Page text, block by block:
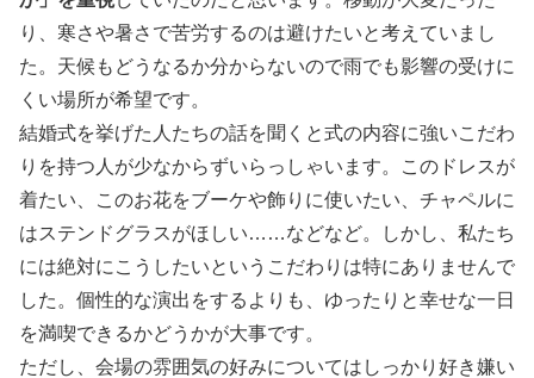
り、寒さや暑さで苦労するのは避けたいと考えていまし
た。天候もどうなるか分からないので雨でも影響の受けに
くい場所が希望です。
結婚式を挙げた人たちの話を聞くと式の内容に強いこだわ
りを持つ人が少なからずいらっしゃいます。このドレスが
着たい、このお花をブーケや飾りに使いたい、チャペルに
はステンドグラスがほしい……などなど。しかし、私たち
には絶対にこうしたいというこだわりは特にありませんで
した。個性的な演出をするよりも、ゆったりと幸せな一日
を満喫できるかどうかが大事です。
ただし、会場の雰囲気の好みについてはしっかり好き嫌い